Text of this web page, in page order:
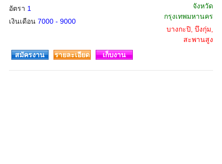
อัตรา 1
เงินเดือน 7000 - 9000
จังหวัด
กรุงเทพมหานคร
บางกะปิ, บึงกุ่ม,
สะพานสูง
สมัครงาน
รายละเอียด เก็บงาน